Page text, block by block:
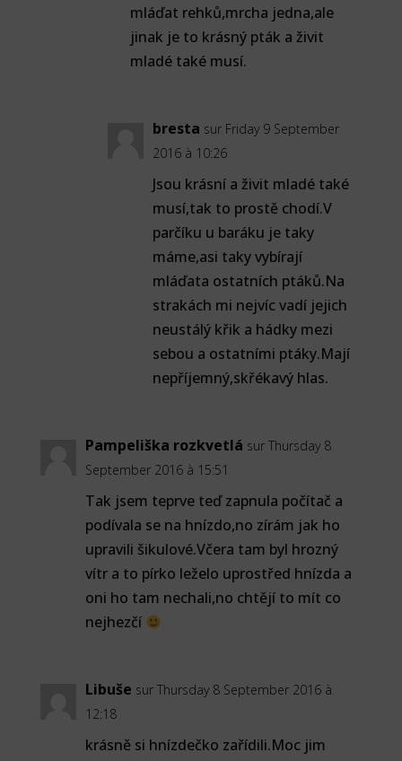
mláďat rehků,mrcha jedna,ale
jinak je to krásný pták a živit
mladé také musí.
bresta sur Friday 9 September
2016 à 10:26
Jsou krásní a živit mladé také
musí,tak to prostě chodí.V
parčíku u baráku je taky
máme,asi taky vybírají
mláďata ostatních ptáků.Na
strakách mi nejvíc vadí jejich
neustálý křik a hádky mezi
sebou a ostatními ptáky.Mají
nepříjemný,skřékavý hlas.
Pampeliška rozkvetlá sur Thursday 8
September 2016 à 15:51
Tak jsem teprve teď zapnula počítač a
podívala se na hnízdo,no zírám jak ho
upravili šikulové.Včera tam byl hrozný
vítr a to pírko leželo uprostřed hnízda a
oni ho tam nechali,no chtějí to mít co
nejhezčí
Libuše sur Thursday 8 September 2016 à
12:18
krásně si hnízdečko zařídili.Moc jim